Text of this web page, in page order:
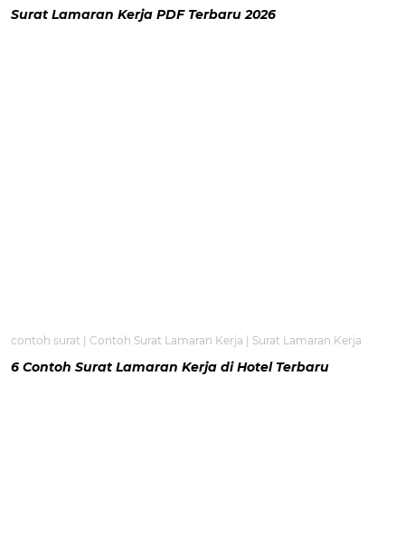
Surat Lamaran Kerja PDF Terbaru 2026
contoh surat Contoh Surat Lamaran Kerja Surat Lamaran Kerja
6 Contoh Surat Lamaran Kerja di Hotel Terbaru